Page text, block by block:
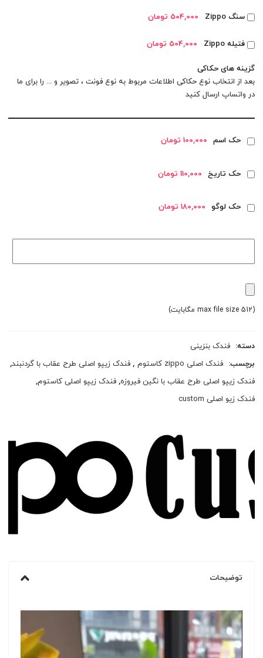
سنگ Zippo 504,000 تومان
فتیله Zippo 504,000 تومان
گزینه های حکاکی
بعد از انتخاب نوع حکاکی اطلاعات مربوط به نوع فونت ، تصویر و ... را برای ما
در واتساپ ارسال کنید
حک اسم 100,000 تومان
حک تاریخ 110,000 تومان
حک لوگو 180,000 تومان
(max file size 512 مگابایت)
دسته: فندک بنزینی
برچسب: فندک اصلی zippo کاستوم ,فندک زیپو اصلی طرح عقاب با گردنبند,
فندک زیپو اصلی طرح عقاب با نگین فیروزه,فندک زیپو اصلی کاستوم,
فندک زیو اصلی custom
توضیحات
نمایشگر
ویدیو